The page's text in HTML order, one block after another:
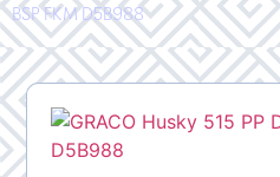
BSP FKM D5B988